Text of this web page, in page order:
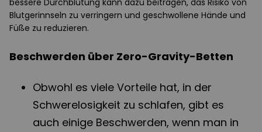
bessere Durchblutung kann dazu beitragen, das Risiko von
Blutgerinnseln zu verringern und geschwollene Hände und
Füße zu reduzieren.
Beschwerden über Zero-Gravity-Betten
Obwohl es viele Vorteile hat, in der
Schwerelosigkeit zu schlafen, gibt es
auch einige Beschwerden, wenn man in